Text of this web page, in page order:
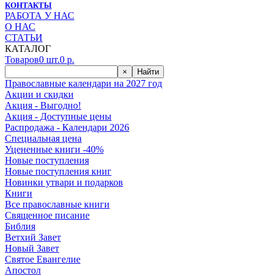
КОНТАКТЫ
РАБОТА У НАС
О НАС
СТАТЬИ
КАТАЛОГ
Товаров0 шт.0 р.
× Найти
Православные календари на 2027 год
Акции и скидки
Акция - Выгодно!
Акция - Доступные цены
Распродажа - Календари 2026
Специальная цена
Уцененные книги -40%
Новые поступления
Новые поступления книг
Новинки утвари и подарков
Книги
Все православные книги
Священное писание
Библия
Ветхий Завет
Новый Завет
Святое Евангелие
Апостол